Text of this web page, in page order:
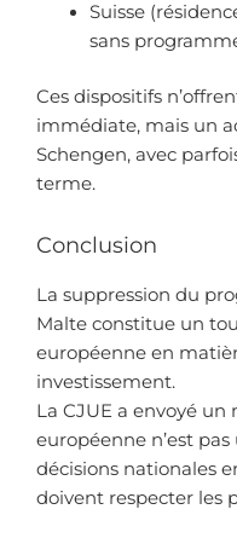
Suisse
sans
Ces dispositifs
immédiate, mais un
Schengen, avec
terme.
Conclusion
La suppression du
Malte constitue un
européenne en
investissement.
La CJUE a envoyé
européenne n’est
décisions nationales
doivent respecter les